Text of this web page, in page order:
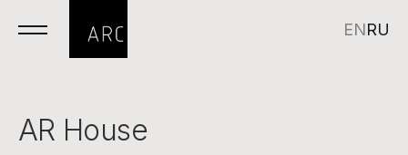
ENRU
AR House